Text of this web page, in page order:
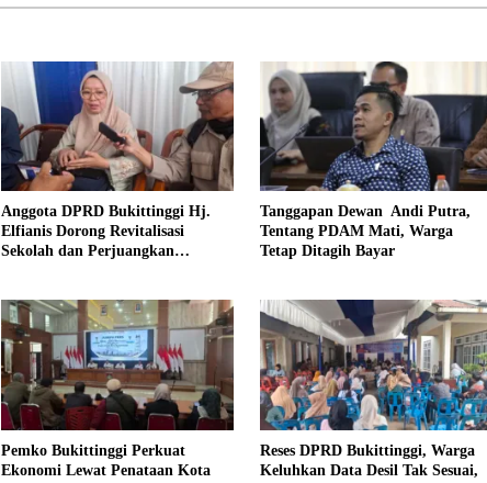
Anggota DPRD Bukittinggi Hj.
Elfianis Dorong Revitalisasi
Sekolah dan Perjuangkan
Tanggapan Dewan Andi Putra,
Tentang PDAM Mati, Warga
Tetap Ditagih Bayar
Pemko Bukittinggi Perkuat
Ekonomi Lewat Penataan Kota
Reses DPRD Bukittinggi, Warga
Keluhkan Data Desil Tak Sesuai,